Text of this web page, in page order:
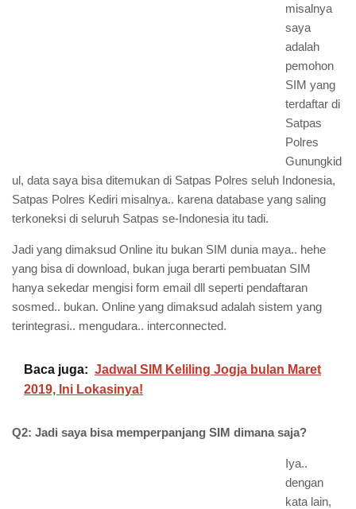
misalnya
saya
adalah
pemohon
SIM yang
terdaftar di
Satpas
Polres
Gunungkid
ul, data saya bisa ditemukan di Satpas Polres seluh Indonesia,
Satpas Polres Kediri misalnya.. karena database yang saling
terkoneksi di seluruh Satpas se-Indonesia itu tadi.
Jadi yang dimaksud Online itu bukan SIM dunia maya.. hehe
yang bisa di download, bukan juga berarti pembuatan SIM
hanya sekedar mengisi form email dll seperti pendaftaran
sosmed.. bukan. Online yang dimaksud adalah sistem yang
terintegrasi.. mengudara.. interconnected.
Baca juga: Jadwal SIM Keliling Jogja bulan Maret
2019, Ini Lokasinya!
Q2: Jadi saya bisa memperpanjang SIM dimana saja?
Iya..
dengan
kata lain,